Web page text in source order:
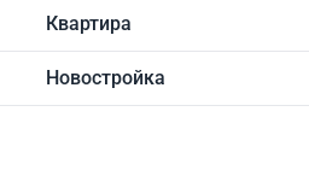
Квартира
Новостройка